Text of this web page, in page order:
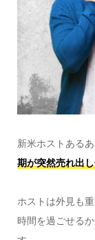
新米ホストあるあ
期が突然売れ出
ホストは外見も
時間を過ごせる